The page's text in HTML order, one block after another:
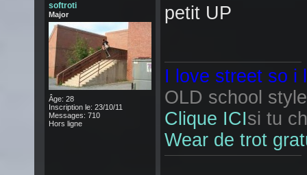
softroti
Major
Âge: 28
Inscription le: 23/10/11
Messages: 710
Hors ligne
petit UP
I love street so i
OLD school
Clique ICIsi tu
Wear de trot